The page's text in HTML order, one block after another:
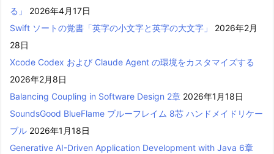
る」
2026年4月17日
Swift ソートの覚書「英字の小文字と英字の大文字」
2026年2月
28日
Xcode Codex および Claude Agent の環境をカスタマイズする
2026年2月8日
Balancing Coupling in Software Design 2章 2026年1月18日
SoundsGood BlueFlame ブルーフレイム 8芯 ハンドメイドリケー
ブル 2026年1月18日
Generative AI-Driven Application Development with Java 6章